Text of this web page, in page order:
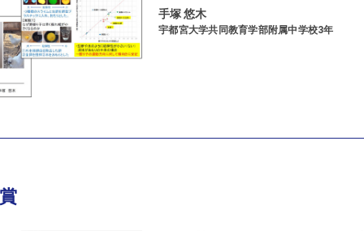
手塚 悠木
宇都宮大学共同教育学部附属中学校3年